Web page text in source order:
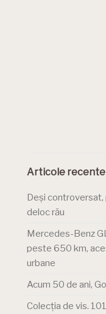
Articole recente
Deși controversat,
deloc rău
Mercedes-Benz
peste 650 km,
urbane
Acum 50 de ani,
Colecția de vis.